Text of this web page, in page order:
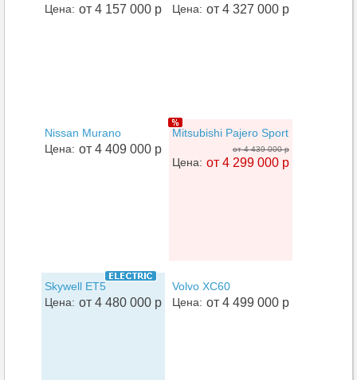
от 4 157 000 р
Цена: от 4 327 000 р
Цена:
Nissan Murano
от 4 409 000 р
Цена:
Mitsubishi Pajero Sport
от 4 439 000 р
от 4 299 000 р
Цена:
Skywell ET5
от 4 480 000 р
Цена:
Volvo XC60
от 4 499 000 р
Цена: